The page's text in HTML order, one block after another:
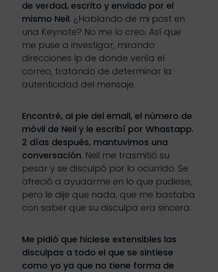
de verdad, escrito y enviado por el
mismo Neil. ¿Hablando de mi post en
una Keynote? No me lo creo. Así que
me puse a investigar, mirando
direcciones Ip de donde venía el
correo, tratando de determinar la
autenticidad del mensaje.
Encontré, al pie del email, el número de
móvil de Neil y le escribí por Whastapp.
2 días después, mantuvimos una
conversación. Neil me trasmitió su
pesar y se disculpó por lo ocurrido. Se
ofreció a ayudarme en lo que pudiese,
pero le dije que nada, que me bastaba
con saber que su disculpa era sincera.
Me pidió que hiciese extensibles las
disculpas a todo el que se sintiese
como yo ya que no tiene forma de